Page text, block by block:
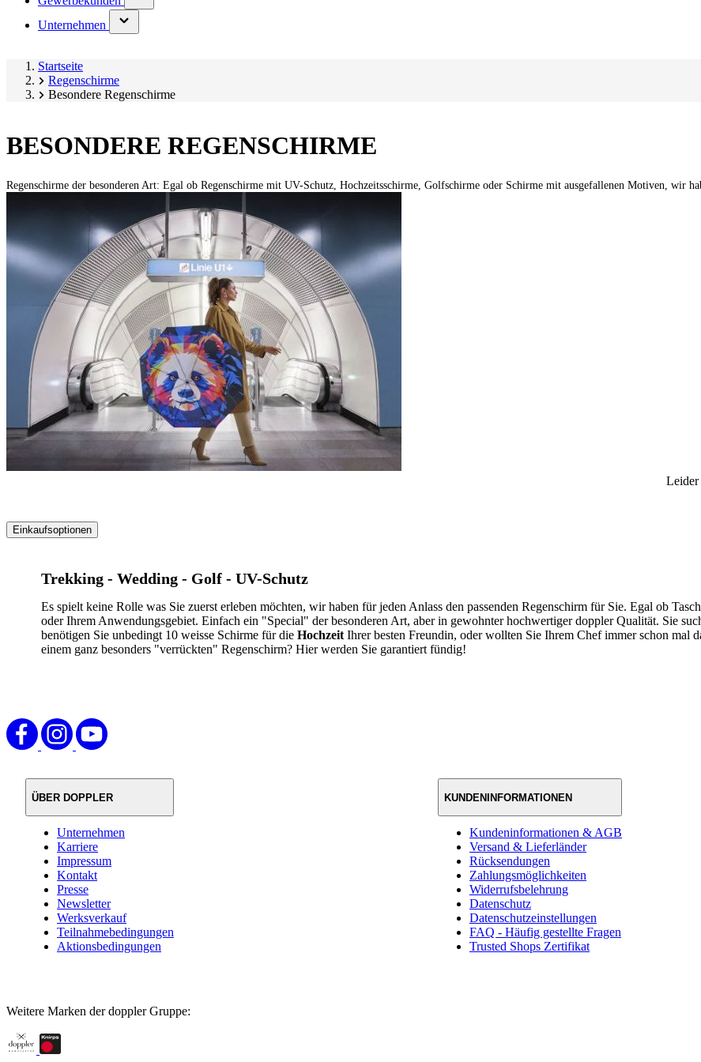
submenu)
Unternehmen
(has
submenu)
Startseite
Regenschirme
Besondere Regenschirme
BESONDERE REGENSCHIRME
Regenschirme der besonderen Art: Egal ob Regenschirme mit UV-Schutz, Hochzeitsschirme, Golfschirme oder Schirme mit ausgefallenen Motiven, wir
Einkaufsoptionen
Produktliste
springen
Leider
Trekking - Wedding - Golf - UV-Schutz
Es spielt keine Rolle was Sie zuerst erleben möchten, wir haben für jeden Anlass den passenden Regenschirm für Sie. Egal ob
oder Ihrem Anwendungsgebiet. Einfach ein "Special" der besonderen Art, aber in gewohnter hochwertiger doppler Qualität. Sie
benötigen Sie unbedingt 10 weisse Schirme für die Hochzeit Ihrer besten Freundin, oder wollten Sie Ihrem Chef immer schon mal
einem ganz besonders "verrückten" Regenschirm? Hier werden Sie garantiert fündig!
ÜBER DOPPLER
Unternehmen
Karriere
Impressum
Kontakt
Presse
Newsletter
Werksverkauf
Teilnahmebedingungen
Aktionsbedingungen
KUNDENINFORMATIONEN
Kundeninformationen & AGB
Versand & Lieferländer
Rücksendungen
Zahlungsmöglichkeiten
Widerrufsbelehrung
Datenschutz
Datenschutzeinstellungen
FAQ - Häufig gestellte Fragen
Trusted Shops Zertifikat
Weitere Marken der doppler Gruppe: